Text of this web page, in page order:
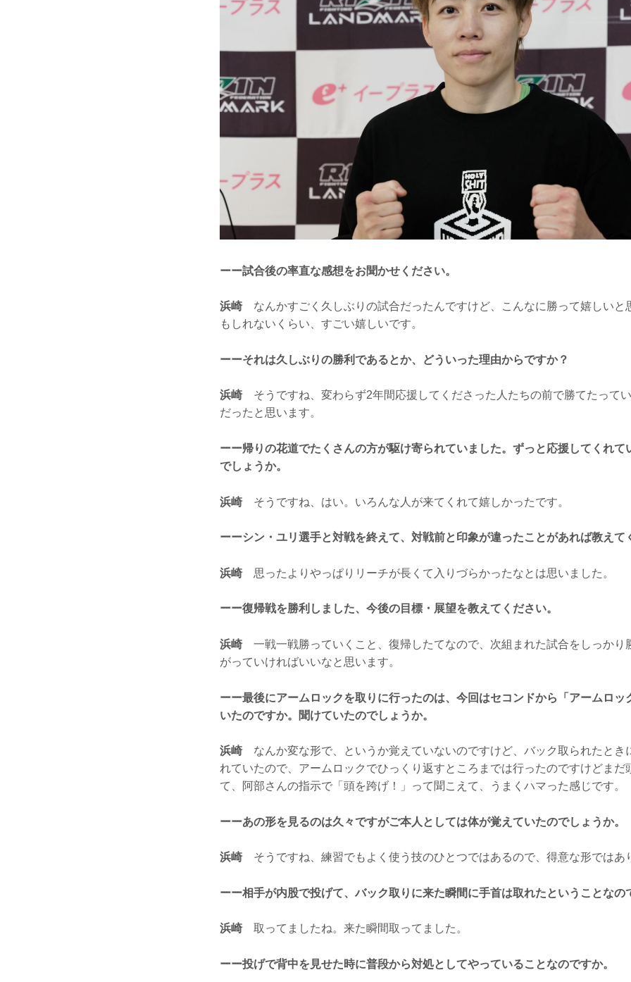
ーー試合後の率直な感想をお聞かせください。
浜崎 なんかすごく久しぶりの試合だったんですけど、こんなに勝って嬉しいと
もしれないくらい、すごい嬉しいです。
ーーそれは久しぶりの勝利であるとか、どういった理由からですか？
浜崎 そうですね、変わらず2年間応援してくださった人たちの前で勝てたって
だったと思います。
ーー帰りの花道でたくさんの方が駆け寄られていました。ずっと応援してくれて
でしょうか。
浜崎 そうですね、はい。いろんな人が来てくれて嬉しかったです。
ーーシン・ユリ選手と対戦を終えて、対戦前と印象が違ったことがあれば教えて
浜崎 思ったよりやっぱりリーチが長くて入りづらかったなとは思いました。
ーー復帰戦を勝利しました、今後の目標・展望を教えてください。
浜崎 一戦一戦勝っていくこと、復帰したてなので、次組まれた試合をしっかり
がっていければいいなと思います。
ーー最後にアームロックを取りに行ったのは、今回はセコンドから「アームロッ
いたのですか。聞けていたのでしょうか。
浜崎 なんか変な形で、というか覚えていないのですけど、バック取られたとき
れていたので、アームロックでひっくり返すところまでは行ったのですけどまだ
て、阿部さんの指示で「頭を跨げ！」って聞こえて、うまくハマった感じです。
ーーあの形を見るのは久々ですがご本人としては体が覚えていたのでしょうか。
浜崎 そうですね、練習でもよく使う技のひとつではあるので、得意な形ではあ
ーー相手が内股で投げて、バック取りに来た瞬間に手首は取れたということなの
浜崎 取ってましたね。来た瞬間取ってました。
ーー投げで背中を見せた時に普段から対処としてやっていることなのですか。